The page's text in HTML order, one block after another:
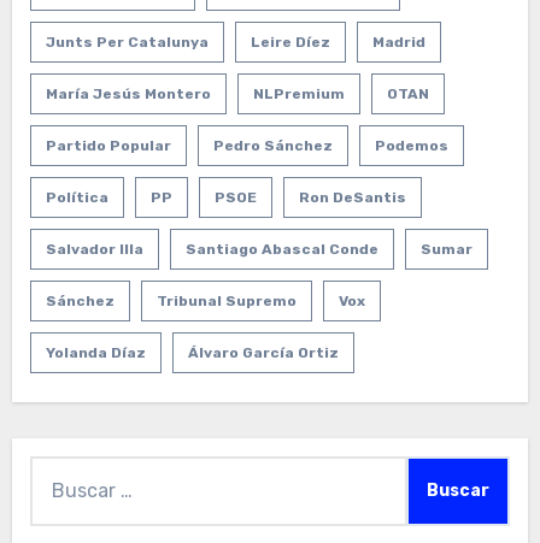
Junts Per Catalunya Leire Díez Madrid
María Jesús Montero NLPremium OTAN
Partido Popular Pedro Sánchez Podemos
Política PP PSOE Ron DeSantis
Salvador Illa Santiago Abascal Conde Sumar
Sánchez Tribunal Supremo Vox
Yolanda Díaz Álvaro García Ortiz